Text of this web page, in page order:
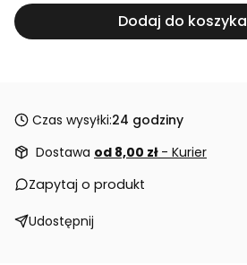
Dodaj do koszyka
Czas wysyłki:24 godziny
Dostawa od 8,00 zł - Kurier
Zapytaj o produkt
Udostępnij